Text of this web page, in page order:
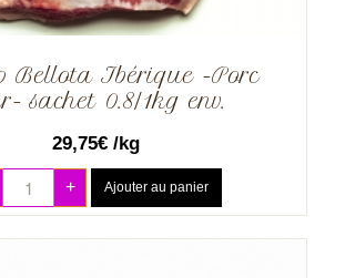
Bellota Ibérique -Porc
sachet 0.8/1kg env.
29,75€ /kg
+ Ajouter au panier